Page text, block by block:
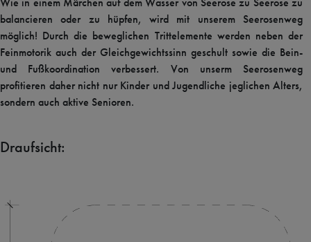
balancieren oder zu hüpfen, wird mit unserem Seerosenweg
möglich! Durch die beweglichen Trittelemente werden neben der
Feinmotorik auch der Gleichgewichtssinn geschult sowie die Bein-
und Fußkoordination verbessert. Von unserm Seerosenweg
profitieren daher nicht nur Kinder und Jugendliche jeglichen Alters,
sondern auch aktive Senioren.
Draufsicht: